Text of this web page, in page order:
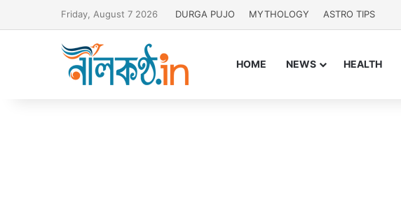
Friday, August 7 2026 DURGA PUJO MYTHOLOGY ASTRO TIPS
HOME NEWS HEALTH